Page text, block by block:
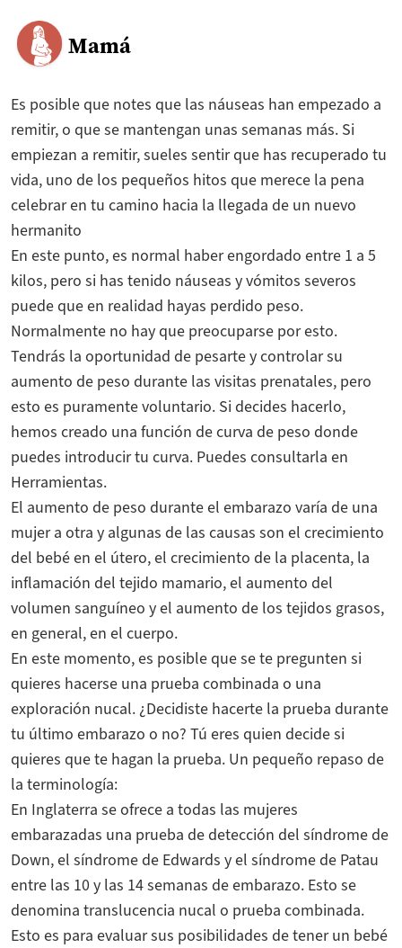
Mamá
Es posible que notes que las náuseas han empezado a
remitir, o que se mantengan unas semanas más. Si
empiezan a remitir, sueles sentir que has recuperado tu
vida, uno de los pequeños hitos que merece la pena
celebrar en tu camino hacia la llegada de un nuevo
hermanito
En este punto, es normal haber engordado entre 1 a 5
kilos, pero si has tenido náuseas y vómitos severos
puede que en realidad hayas perdido peso.
Normalmente no hay que preocuparse por esto.
Tendrás la oportunidad de pesarte y controlar su
aumento de peso durante las visitas prenatales, pero
esto es puramente voluntario. Si decides hacerlo,
hemos creado una función de curva de peso donde
puedes introducir tu curva. Puedes consultarla en
Herramientas.
El aumento de peso durante el embarazo varía de una
mujer a otra y algunas de las causas son el crecimiento
del bebé en el útero, el crecimiento de la placenta, la
inflamación del tejido mamario, el aumento del
volumen sanguíneo y el aumento de los tejidos grasos,
en general, en el cuerpo.
En este momento, es posible que se te pregunten si
quieres hacerse una prueba combinada o una
exploración nucal. ¿Decidiste hacerte la prueba durante
tu último embarazo o no? Tú eres quien decide si
quieres que te hagan la prueba. Un pequeño repaso de
la terminología:
En Inglaterra se ofrece a todas las mujeres
embarazadas una prueba de detección del síndrome de
Down, el síndrome de Edwards y el síndrome de Patau
entre las 10 y las 14 semanas de embarazo. Esto se
denomina translucencia nucal o prueba combinada.
Esto es para evaluar sus posibilidades de tener un bebé